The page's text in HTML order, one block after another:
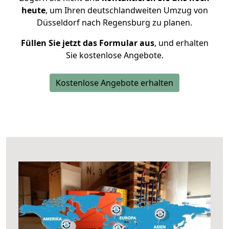
heute, um Ihren deutschlandweiten Umzug von
Düsseldorf nach Regensburg zu planen.
Füllen Sie jetzt das Formular aus, und erhalten
Sie kostenlose Angebote.
Kostenlose Angebote erhalten